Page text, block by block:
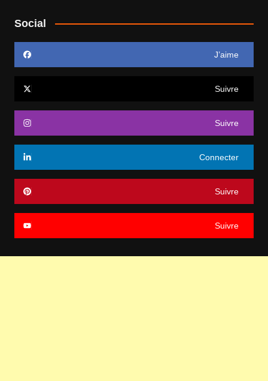
Social
J’aime
Suivre
Suivre
Connecter
Suivre
Suivre